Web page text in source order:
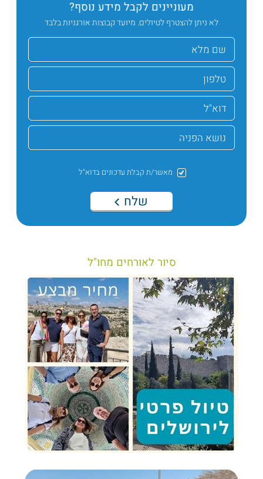
מעוניינים לקבל מידע נוסף?
לא ניתן להצטרף לטיולים. מיועד קבוצות אורגניות בלבד
מאשר/ת קבלת עדכונים בדוא"ל
שלח
סיור לאורחים מחו"ל